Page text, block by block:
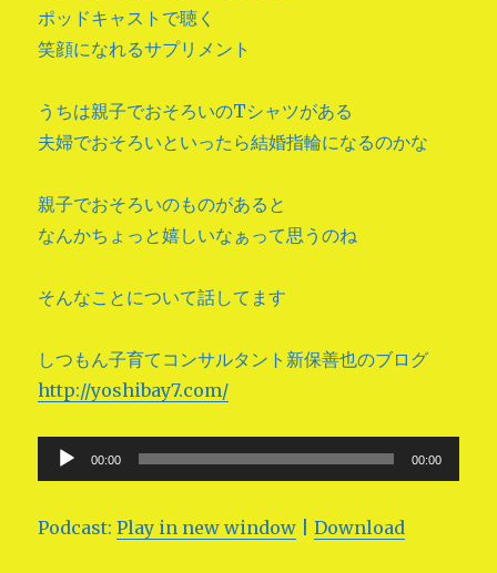
ポッドキャストで聴く
笑顔になれるサプリメント
うちは親子でおそろいのTシャツがある
夫婦でおそろいといったら結婚指輪になるのかな
親子でおそろいのものがあると
なんかちょっと嬉しいなぁって思うのね
そんなことについて話してます
しつもん子育てコンサルタント新保善也のブログ
http://yoshibay7.com/
声
00:00 00:00
Podcast:Play in new window |Download